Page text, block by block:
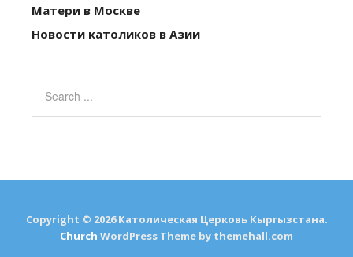
Матери в Москве
Новости католиков в Азии
Copyright © 2026 Католическая Церковь Кыргызстана.
Church WordPress Theme by themehall.com